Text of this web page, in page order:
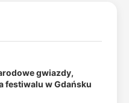
gwiazdy,
festiwalu w Gdańsku